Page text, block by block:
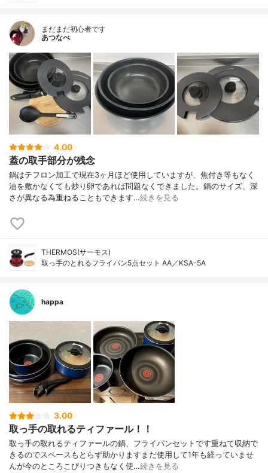
まだまだ初心者です
あつなべ
4.00
蓋の取手部分が残念
鍋はテフロン加工で現在3ヶ月ほど使用していますが、焦付き等もなく
油を敷かなくても炒り卵であれば問題なくできました。鍋のサイズ、深
さが異なる為重ねることもできます…続きを見る
THERMOS(サーモス)
取っ手のとれるフライパン5点セット AA／KSA-5A
happa
3.00
取っ手の取れるティファール！！
取っ手の取れるティファールの鍋、フライパンセットです重ねて収納で
きるのでスペースもとらず助かりますまだ使用して1年も経っていませ
んが今のところこびりつきもなく使…続きを見る